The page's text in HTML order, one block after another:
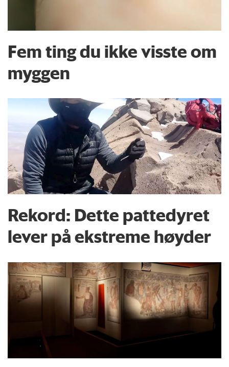
Fem ting du ikke visste om
myggen
Rekord: Dette pattedyret
lever på ekstreme høyder